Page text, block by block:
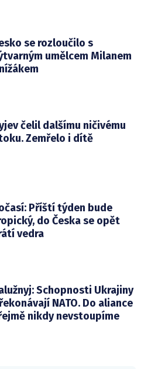
se rozloučilo s
umělcem Milanem
čelil dalšímu ničivému
Zemřelo i dítě
Příští týden bude
do Česka se opět
vedra
Schopnosti Ukrajiny
NATO. Do aliance
nikdy nevstoupíme